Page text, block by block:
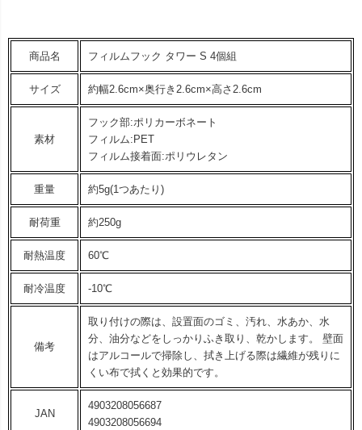
商品名 フィルムフック タワー S 4個組
サイズ 約幅2.6cm×奥行き2.6cm×高さ2.6cm
素材
フック部:ポリカーボネート
フィルム:PET
フィルム接着面:ポリウレタン
重量 約5g(1つあたり)
耐荷重 約250g
耐熱温度 60℃
耐冷温度 -10℃
備考
取り付けの際は、設置面のゴミ、汚れ、水あか、水
分、油分などをしっかりふき取り、乾かします。 壁面
はアルコールで掃除し、拭き上げる際は繊維が残りに
くい布で拭くと効果的です。
JAN
4903208056687
4903208056694